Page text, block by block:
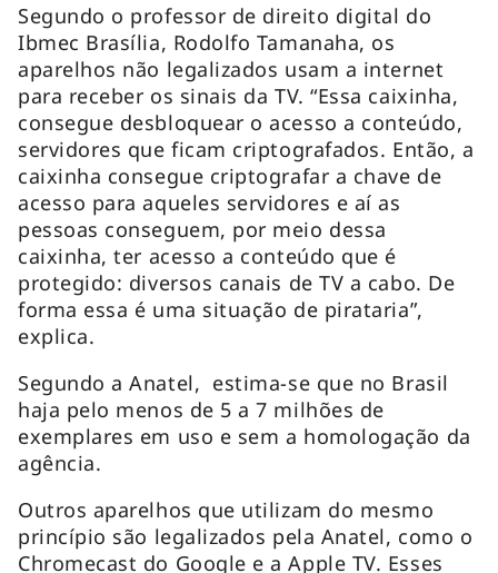
Segundo o professor de direito digital do
Ibmec Brasília, Rodolfo Tamanaha, os
aparelhos não legalizados usam a internet
para receber os sinais da TV. “Essa caixinha,
consegue desbloquear o acesso a conteúdo,
servidores que ficam criptografados. Então, a
caixinha consegue criptografar a chave de
acesso para aqueles servidores e aí as
pessoas conseguem, por meio dessa
caixinha, ter acesso a conteúdo que é
protegido: diversos canais de TV a cabo. De
forma essa é uma situação de pirataria”,
explica.
Segundo a Anatel, estima-se que no Brasil
haja pelo menos de 5 a 7 milhões de
exemplares em uso e sem a homologação da
agência.
Outros aparelhos que utilizam do mesmo
princípio são legalizados pela Anatel, como o
Chromecast do Google e a Apple TV. Esses